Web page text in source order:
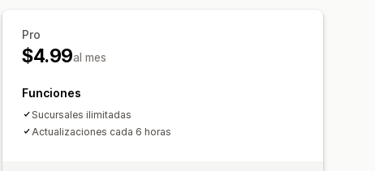
Pro
$4.99al mes
Funciones
Sucursales ilimitadas
Actualizaciones cada 6 horas